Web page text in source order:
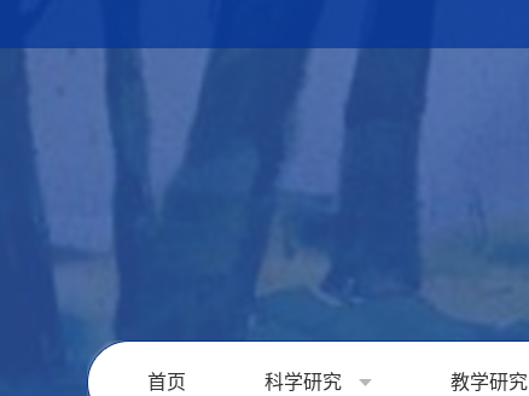
首页 科学研究 教学研究